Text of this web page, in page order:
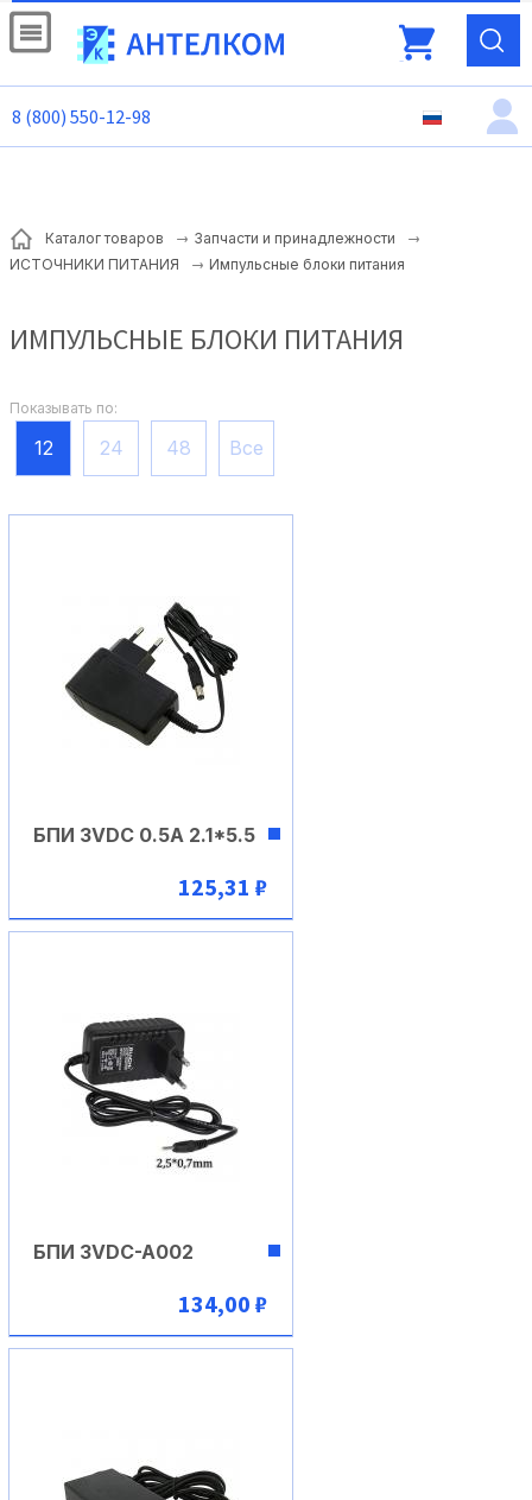
8 (800) 550-12-98
Каталог товаров
Запчасти и принадлежности
ИСТОЧНИКИ ПИТАНИЯ
Импульсные блоки питания
ИМПУЛЬСНЫЕ БЛОКИ ПИТАНИЯ
Показывать по:
12 24 48 Все
В корзину
БПИ 3VDC 0.5A 2.1*5.5
125,31 ₽
В корзину
БПИ 3VDC-A002
134,00 ₽